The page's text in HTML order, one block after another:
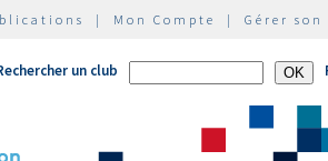
| Mon Compte | Gérer son
un club